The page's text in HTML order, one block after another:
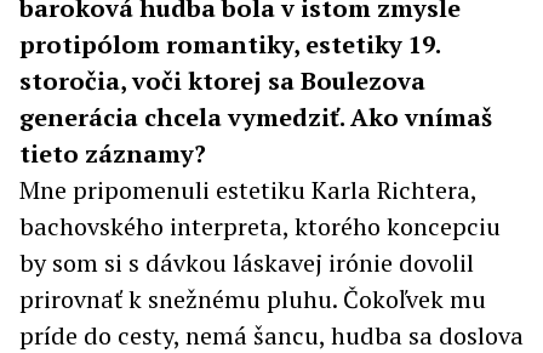
baroková hudba bola v istom zmysle
protipólom romantiky, estetiky 19.
storočia, voči ktorej sa Boulezova
generácia chcela vymedziť. Ako vnímaš
tieto záznamy?
Mne pripomenuli estetiku Karla Richtera,
bachovského interpreta, ktorého koncepciu
by som si s dávkou láskavej irónie dovolil
prirovnať k snežnému pluhu. Čokoľvek mu
príde do cesty, nemá šancu, hudba sa doslova